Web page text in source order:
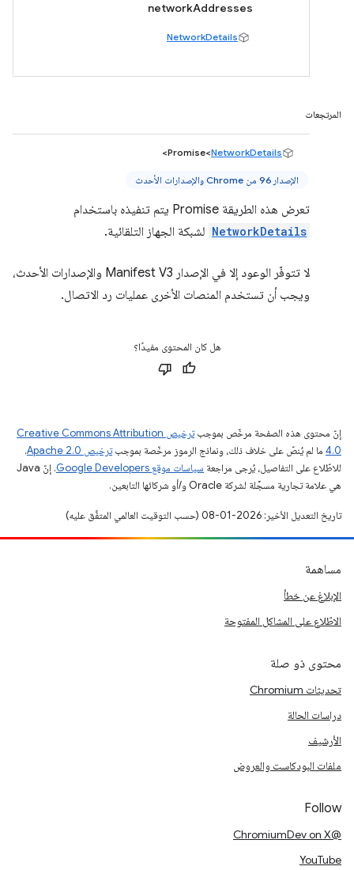
networkAddresses
NetworkDetails
المرتجعات
Promise<NetworkDetails
>
الإصدار 96 من Chrome والإصدارات الأحدث
تعرض هذه الطريقة Promise يتم تنفيذه باستخدام
NetworkDetails لشبكة الجهاز التلقائية.
لا تتوفّر الوعود إلا في الإصدار Manifest V3 والإصدارات الأحدث،
ويجب أن تستخدم المنصات الأخرى عمليات رد الاتصال.
هل كان المحتوى مفيدًا؟
إنّ محتوى هذه الصفحة مرخّص بموجب
ترخيص Creative Commons Attribution
4.0‏ ما لم يُنصّ على خلاف ذلك، ونماذج الرموز مرخّصة بموجبترخيص Apache 2.0‏
.
للاطّلاع على التفاصيل، يُرجى مراجعة سياسات موقع Google Developers‏
. إنّ Java
هي علامة تجارية مسجَّلة لشركة Oracle و/أو شركائها التابعين.
تاريخ التعديل الأخير: 2026-01-08 (حسب التوقيت العالمي المتفَّق عليه)
مساهمة
الإبلاغ عن خطأ
الاطّلاع على المشاكل المفتوحة
محتوى ذو صلة
تحديثات Chromium
دراسات الحالة
الأرشيف
ملفات البودكاست والعروض
Follow
@ChromiumDev on X
YouTube